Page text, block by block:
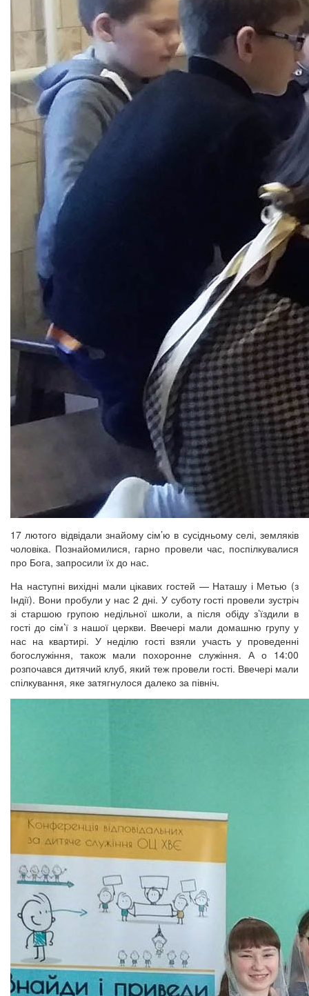
17 лютого відвідали знайому сім’ю в сусідньому селі, земляків
чоловіка. Познайомилися, гарно провели час, поспілкувалися
про Бога, запросили їх до нас.
На наступні вихідні мали цікавих гостей — Наташу і Метью (з
Індії). Вони пробули у нас 2 дні. У суботу гості провели зустріч
зі старшою групою недільної школи, а після обіду з’їздили в
гості до сім’ї з нашої церкви. Ввечері мали домашню групу у
нас на квартирі. У неділю гості взяли участь у проведенні
богослужіння, також мали похоронне служіння. А о 14:00
розпочався дитячий клуб, який теж провели гості. Ввечері мали
спілкування, яке затягнулося далеко за північ.